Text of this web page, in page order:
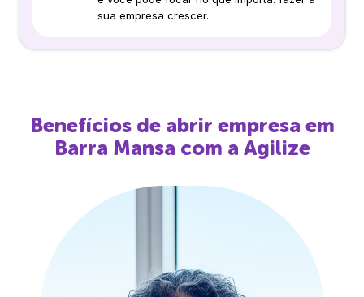
sua empresa crescer.
Benefícios de abrir empresa em
Barra Mansa com a Agilize